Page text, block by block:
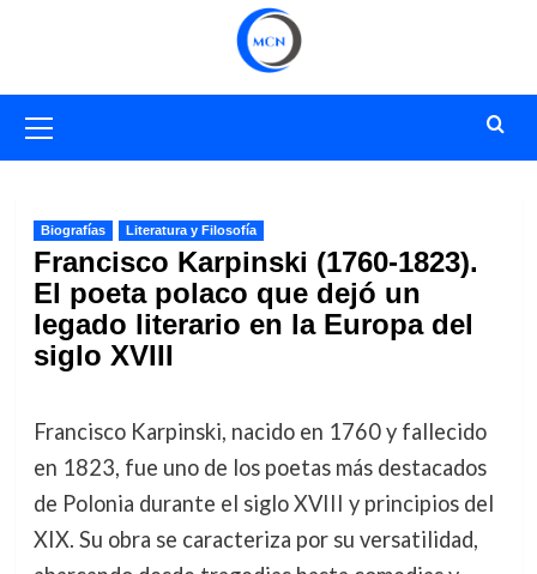
primario
Biografías Literatura y Filosofía
Francisco Karpinski (1760-1823).
El poeta polaco que dejó un
legado literario en la Europa del
siglo XVIII
Francisco Karpinski, nacido en 1760 y fallecido
en 1823, fue uno de los poetas más destacados
de Polonia durante el siglo XVIII y principios del
XIX. Su obra se caracteriza por su versatilidad,